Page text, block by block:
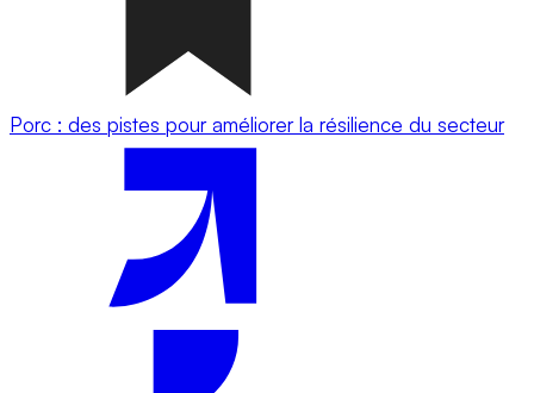
Porc : des pistes pour améliorer la résilience du secteur